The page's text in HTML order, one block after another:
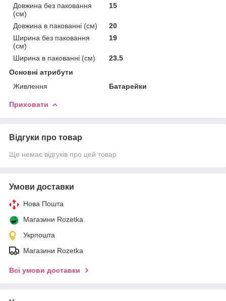
Довжина без паковання
(см)
15
Довжина в пакованні (см)
20
Ширина без паковання
(см)
19
Ширина в пакованні (см)
23.5
Основні атрибути
Живлення
Батарейки
Приховати
Відгуки про товар
Ще немає відгуків про цей товар
Умови доставки
Нова Пошта
Магазини Rozetka
Укрпошта
Магазини Rozetka
Всі умови доставки